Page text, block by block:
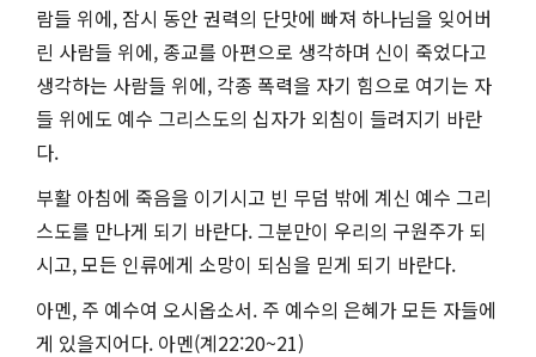
람들 위에, 잠시 동안 권력의 단맛에 빠져 하나님을 잊어버
린 사람들 위에, 종교를 아편으로 생각하며 신이 죽었다고
생각하는 사람들 위에, 각종 폭력을 자기 힘으로 여기는 자
들 위에도 예수 그리스도의 십자가 외침이 들려지기 바란
다.
부활 아침에 죽음을 이기시고 빈 무덤 밖에 계신 예수 그리
스도를 만나게 되기 바란다. 그분만이 우리의 구원주가 되
시고, 모든 인류에게 소망이 되심을 믿게 되기 바란다.
아멘, 주 예수여 오시옵소서. 주 예수의 은혜가 모든 자들에
게 있을지어다. 아멘(계22:20~21)